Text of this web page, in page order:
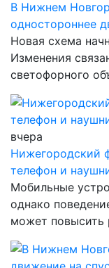
В Нижнем
одностороннее
Новая схема
Изменения
светофорного
вчера
Нижегородский
телефон и
Мобильные
однако
может повысить